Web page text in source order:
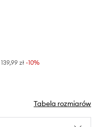
139,99 zł -10%
Tabela rozmiarów